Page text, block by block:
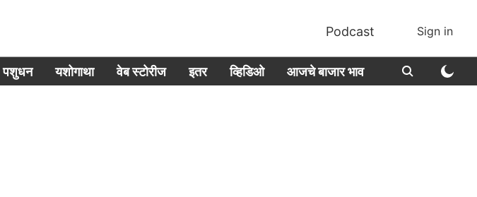
Podcast Sign in
पशुधन यशोगाथा वेब स्टोरीज इतर व्हिडिओ आजचे बाजार भाव